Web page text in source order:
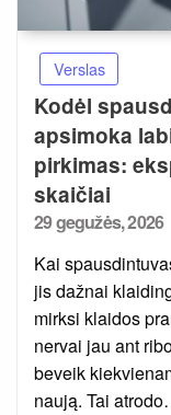
Verslas
Kodėl
apsimoka
pirkimas:
skaičiai
Posted
29 gegužės, 2026
Kai
jis dažnai
mirksi klaidos
nervai jau ant
beveik
naują. Tai